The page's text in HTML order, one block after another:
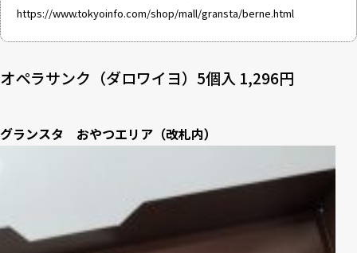
https://www.tokyoinfo.com/shop/mall/gransta/berne.html
オペラサンク（ダロワイヨ）5個入 1,296円
グランスタ おやつエリア（改札内）